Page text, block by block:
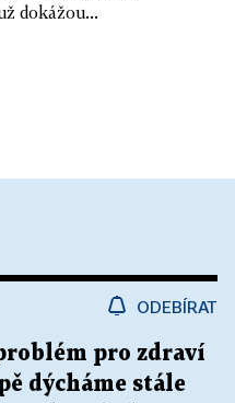
dokážou...
ODEBÍRAT
pro zdraví
dýcháme stále